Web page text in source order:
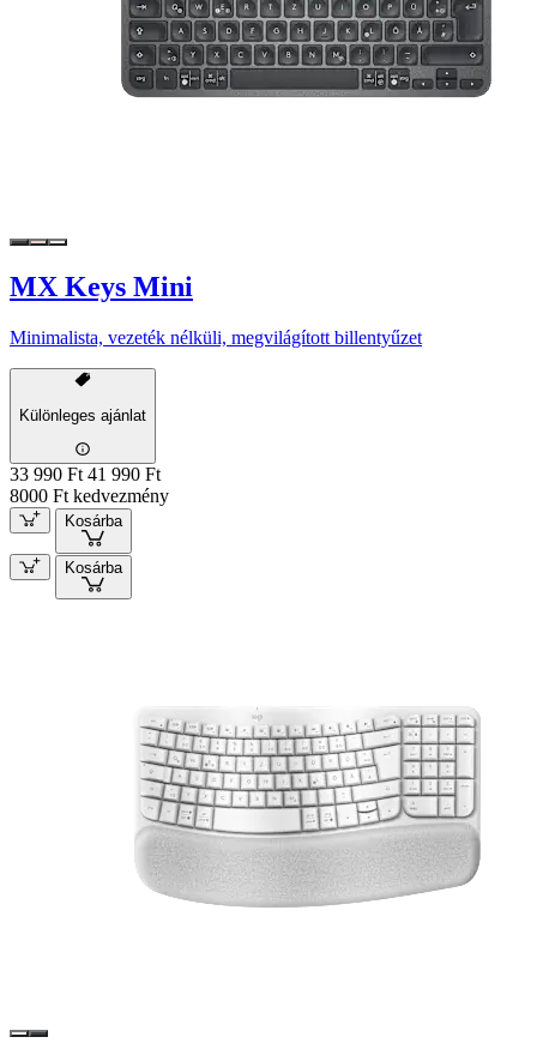
MX Keys Mini
Minimalista, vezeték nélküli, megvilágított billentyűzet
Különleges ajánlat
33 990 Ft 41 990 Ft
8000 Ft kedvezmény
Kosárba
Kosárba